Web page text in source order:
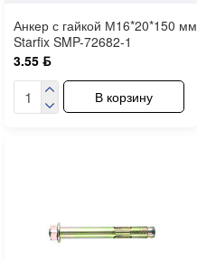
Анкер с гайкой М16*20*150 мм
Starfix SMP-72682-1
3.55 ƃ
В корзину